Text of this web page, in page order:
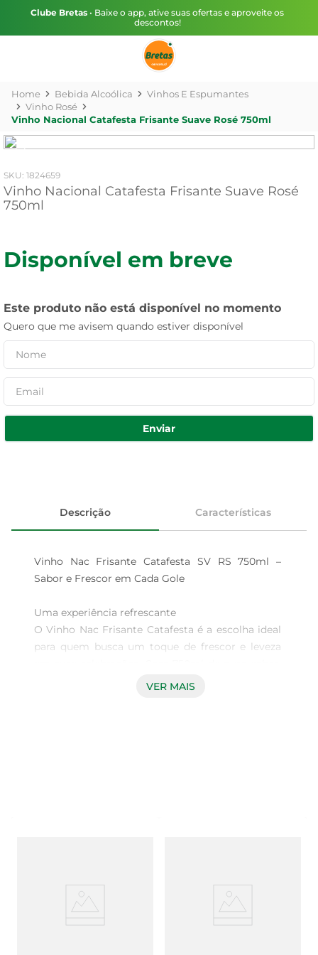
Clube Bretas • Baixe o app, ative suas ofertas e aproveite os
descontos!
Bebida Alcoólica
Vinhos E Espumantes
Vinho Rosé
Vinho Nacional Catafesta Frisante Suave Rosé 750ml
: 1824659
Vinho Nacional Catafesta Frisante Suave Rosé
750ml
Disponível em breve
Este produto não está disponível no momento
Quero que me avisem quando estiver disponível
Enviar
Descrição Características
Vinho Nac Frisante Catafesta SV RS 750ml –
Sabor e Frescor em Cada Gole
Uma experiência refrescante
O Vinho Nac Frisante Catafesta é a escolha ideal
para quem busca um toque de frescor e leveza
este vinho frisante é perfeito para acompanhar
diversos paladares. Ideal para ser servido bem
gelado, o Vinho Nac Frisante Catafesta é uma
VER MAIS